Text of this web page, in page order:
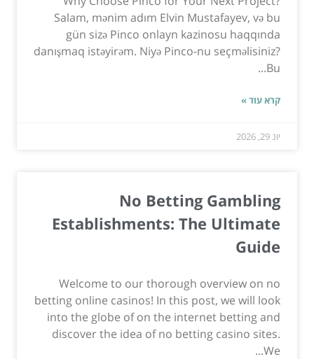
Salam, mənim adım Elvin Mustafayev, və bu
gün sizə Pinco onlayn kazinosu haqqında
danışmaq istəyirəm. Niyə Pinco-nu seçməlisiniz?
Bu...
קרא עוד »
יונ 29, 2026
No Betting Gambling
Establishments: The Ultimate
Guide
Welcome to our thorough overview on no
betting online casinos! In this post, we will look
into the globe of on the internet betting and
discover the idea of no betting casino sites.
We...